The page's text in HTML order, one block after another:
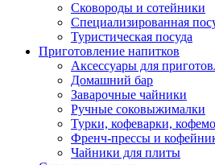
Сковороды и сотейники
Специализированная
Туристическая посуда
Приготовление напитков
Аксессуары для
Домашний бар
Заварочные чайники
Ручные соковыжималки
Турки, кофеварки,
Френч-прессы и
Чайники для плиты